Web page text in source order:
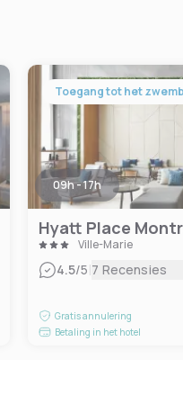
Toegang tot het
09h - 17h
Hyatt Place
Ville-Marie
4.5/5|7 Recensies
Gratis annulering
Betaling in het hotel